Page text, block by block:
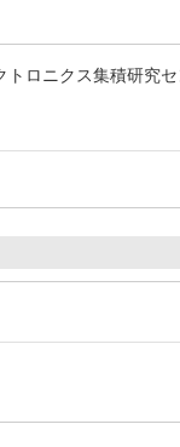
ロニクス集積研究